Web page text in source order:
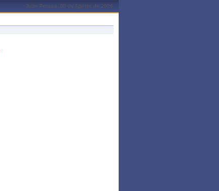
João Pessoa, 05 de Agosto de 2026